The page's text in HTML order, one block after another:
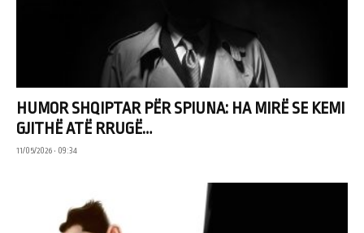
HUMOR SHQIPTAR PËR SPIUNA: HA MIRË SE KEMI
GJITHË ATË RRUGË…
11/05/2026 • 09:34